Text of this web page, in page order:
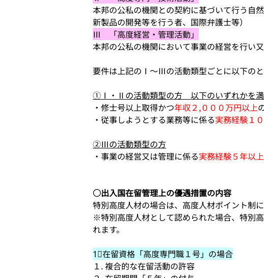
本邦の公私の機関との契約に基づいて行う自
新製品の開発等を行う者、国際弁護士等）
Ⅲ　「高度経営・管理活動」
本邦の公私の機関において事業の経営を行い
要件は上記のⅠ～Ⅲの活動類型ごとに以下のと
①Ⅰ・Ⅱの活動類型の方　以下のいずれかを満
・修士号以上取得かつ年収２,０００万円以上
・従事しようとする業務等に係る実務経験１
②Ⅲの活動類型の方
・事業の経営又は管理に係る実務経験５年以上
○出入国在留管理上の優遇措置の内容
特別高度人材の場合は、高度人材ポイント制
※特別高度人材として認められた場合、特別
れます。
1⃣在留資格「高度専門職１号」の場合
１. 複合的な在留活動の許容